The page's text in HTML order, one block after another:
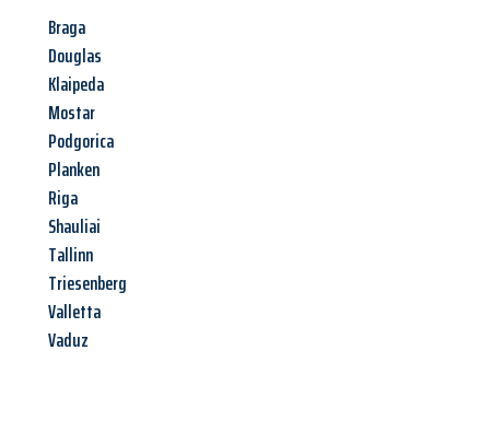
Braga
Douglas
Klaipeda
Mostar
Podgorica
Planken
Riga
Shauliai
Tallinn
Triesenberg
Valletta
Vaduz